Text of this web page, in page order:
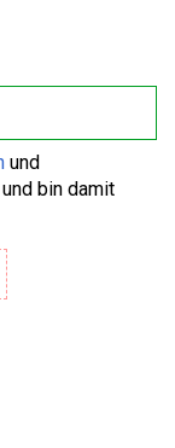
und
bin damit